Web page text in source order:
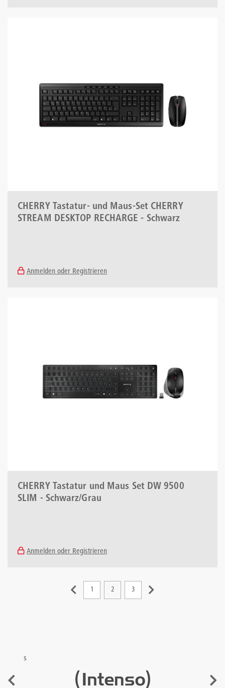
CHERRY Tastatur- und Maus-Set CHERRY
STREAM DESKTOP RECHARGE - Schwarz
Anmelden oder Registrieren
CHERRY Tastatur und Maus Set DW 9500
SLIM - Schwarz/Grau
Anmelden oder Registrieren
1 2 3
s